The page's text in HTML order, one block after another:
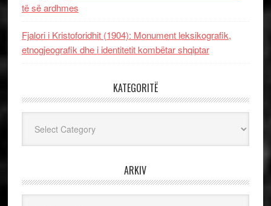
të së ardhmes
Fjalori i Kristoforidhit (1904): Monument leksikografik,
etnogjeografik dhe i identitetit kombëtar shqiptar
KATEGORITË
ARKIV